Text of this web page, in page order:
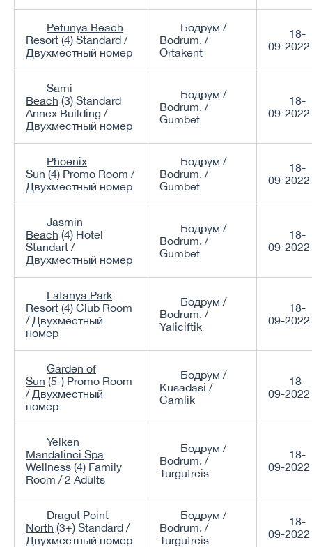
Petunya Beach
Resort (4) Standard /
Двухместный номер
Бодрум /
Bodrum. /
Ortakent
18-
09-2022
Sami
Beach (3) Standard
Annex Building /
Двухместный номер
Бодрум /
Bodrum. /
Gumbet
18-
09-2022
Phoenix
Sun (4) Promo Room /
Двухместный номер
Бодрум /
Bodrum. /
Gumbet
18-
09-2022
Jasmin
Beach (4) Hotel
Standart /
Двухместный номер
Бодрум /
Bodrum. /
Gumbet
18-
09-2022
Latanya Park
Resort (4) Club Room
/ Двухместный
номер
Бодрум /
Bodrum. /
Yaliciftik
18-
09-2022
Garden of
Sun (5-) Promo Room
/ Двухместный
номер
Бодрум /
Kusadasi /
Camlik
18-
09-2022
Yelken
Mandalinci Spa
Wellness (4) Family
Room / 2 Adults
Бодрум /
Bodrum. /
Turgutreis
18-
09-2022
Dragut Point
North (3+) Standard /
Двухместный номер
Бодрум /
Bodrum. /
Turgutreis
18-
09-2022